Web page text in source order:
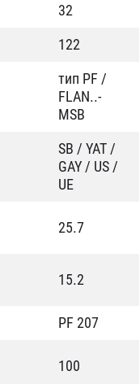
32
122
тип PF /
FLAN..-
MSB
SB / YAT /
GAY / US /
UE
25.7
15.2
PF 207
100